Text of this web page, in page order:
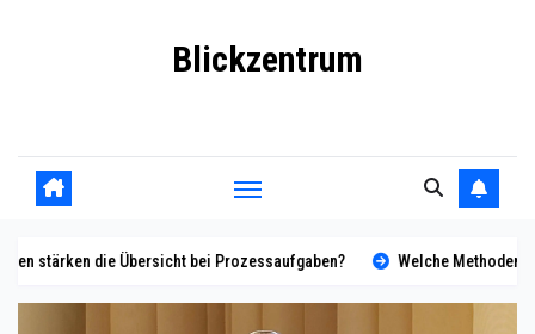
Blickzentrum
bei Prozessaufgaben? Welche Methoden stärken die Koordination